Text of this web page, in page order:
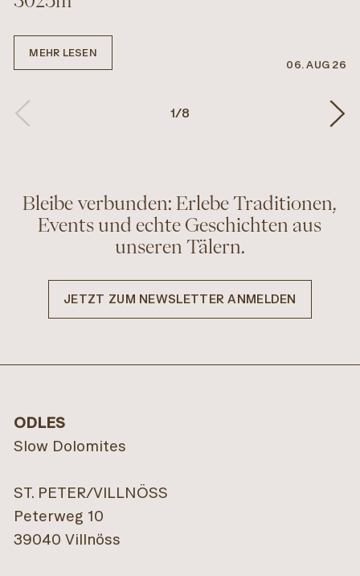
06. AUG 26
MEHR LESEN
1/8
Bleibe verbunden: Erlebe Traditionen,
Events und echte Geschichten aus
unseren Tälern.
JETZT ZUM NEWSLETTER ANMELDEN
ODLES
Slow Dolomites
ST. PETER/VILLNÖSS
Peterweg 10
39040 Villnöss